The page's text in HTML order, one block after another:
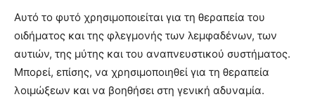
Αυτό το φυτό χρησιμοποιείται για τη θεραπεία του
οιδήματος και της φλεγμονής των λεμφαδένων, των
αυτιών, της μύτης και του αναπνευστικού συστήματος.
Μπορεί, επίσης, να χρησιμοποιηθεί για τη θεραπεία
λοιμώξεων και να βοηθήσει στη γενική αδυναμία.